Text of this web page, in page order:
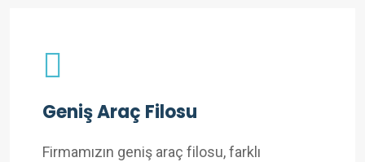
Geniş Araç Filosu
Firmamızın geniş araç filosu, farklı